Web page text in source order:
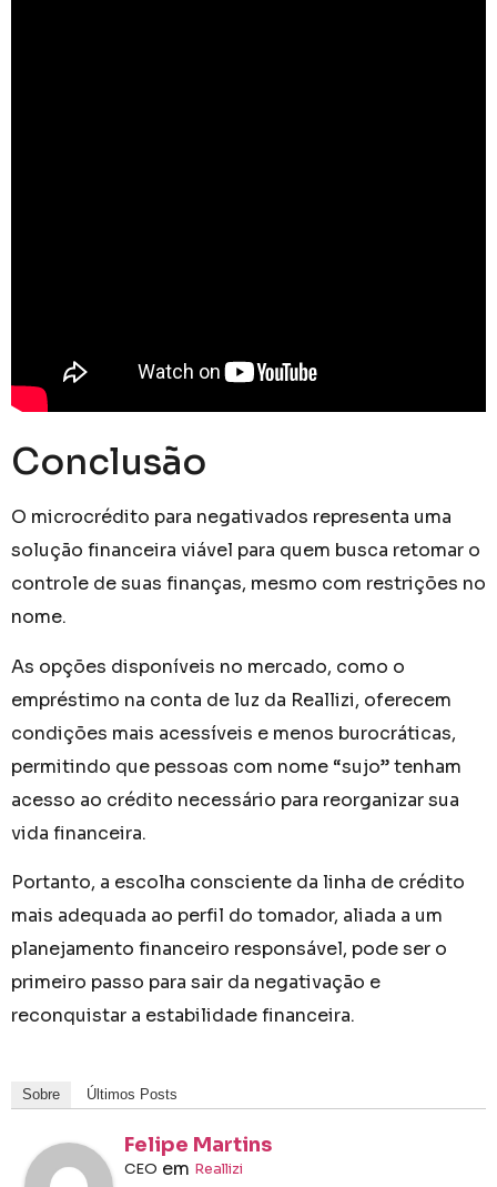
Conclusão
O microcrédito para negativados representa uma
solução financeira viável para quem busca retomar o
controle de suas finanças, mesmo com restrições no
nome.
As opções disponíveis no mercado, como o
empréstimo na conta de luz da Reallizi, oferecem
condições mais acessíveis e menos burocráticas,
permitindo que pessoas com nome “sujo” tenham
acesso ao crédito necessário para reorganizar sua
vida financeira.
Portanto, a escolha consciente da linha de crédito
mais adequada ao perfil do tomador, aliada a um
planejamento financeiro responsável, pode ser o
primeiro passo para sair da negativação e
reconquistar a estabilidade financeira.
Sobre Últimos Posts
Felipe Martins
CEO em Reallizi